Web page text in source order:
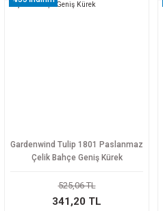
Gardenwind Tulip 1801 Paslanmaz
Çelik Bahçe Geniş Kürek
525,06 TL
341,20 TL